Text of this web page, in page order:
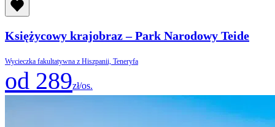
Księżycowy krajobraz – Park Narodowy Teide
Wycieczka fakultatywna z Hiszpanii, Teneryfa
od 289zł/os.